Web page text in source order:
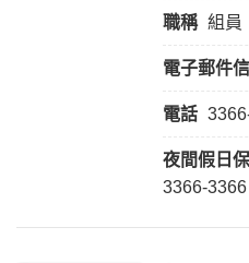
職稱 組員
電子郵件
電話
夜間假日
3366-